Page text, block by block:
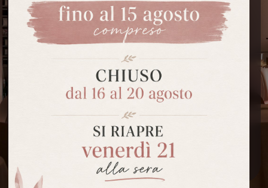
A Savigliano, nel cuore della pianura
cuneese, Ostu Bistrot vive in una terra di
passaggio e incontro, dove le montagne
sfiorano le colline delle Langhe. La
archi in mattoni a vista
con toni caldi e avvolgenti. Qui
non è solo sfondo
: entra nei piatti, nei calici,
PRENOTA